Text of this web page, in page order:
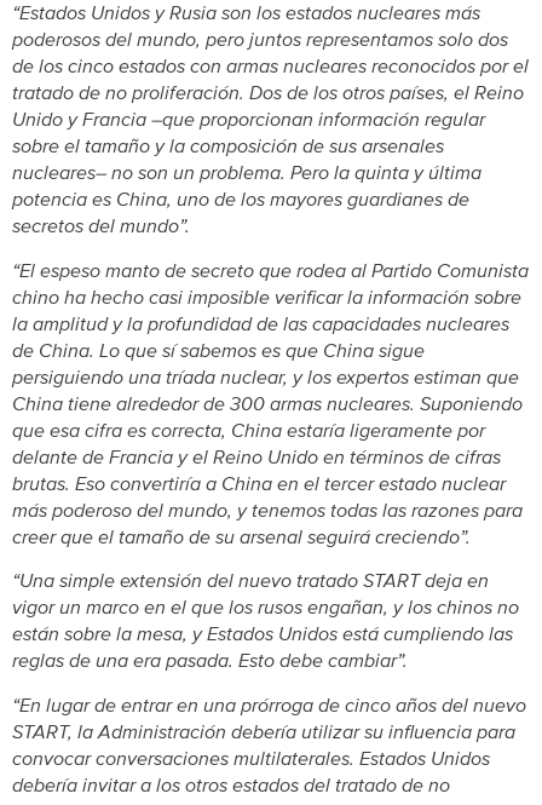
“Estados Unidos y Rusia son los estados nucleares más
poderosos del mundo, pero juntos representamos solo dos
de los cinco estados con armas nucleares reconocidos por el
tratado de no proliferación. Dos de los otros países, el Reino
Unido y Francia –que proporcionan información regular
sobre el tamaño y la composición de sus arsenales
nucleares– no son un problema. Pero la quinta y última
potencia es China, uno de los mayores guardianes de
secretos del mundo”.
“El espeso manto de secreto que rodea al Partido Comunista
chino ha hecho casi imposible verificar la información sobre
la amplitud y la profundidad de las capacidades nucleares
de China. Lo que sí sabemos es que China sigue
persiguiendo una tríada nuclear, y los expertos estiman que
China tiene alrededor de 300 armas nucleares. Suponiendo
que esa cifra es correcta, China estaría ligeramente por
delante de Francia y el Reino Unido en términos de cifras
brutas. Eso convertiría a China en el tercer estado nuclear
más poderoso del mundo, y tenemos todas las razones para
creer que el tamaño de su arsenal seguirá creciendo”.
“Una simple extensión del nuevo tratado START deja en
vigor un marco en el que los rusos engañan, y los chinos no
están sobre la mesa, y Estados Unidos está cumpliendo las
reglas de una era pasada. Esto debe cambiar”.
“En lugar de entrar en una prórroga de cinco años del nuevo
START, la Administración debería utilizar su influencia para
convocar conversaciones multilaterales. Estados Unidos
debería invitar a los otros estados del tratado de no